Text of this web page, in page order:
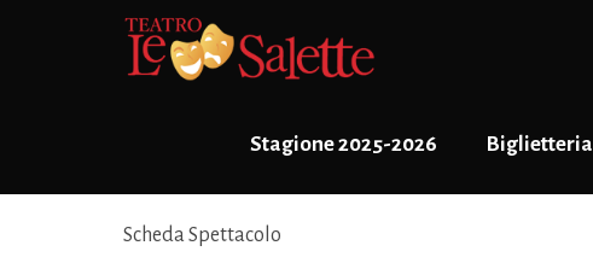
Stagione 2025-2026 Biglietteria
Scheda Spettacolo